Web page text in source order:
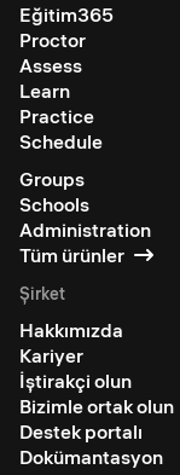
Eğitim365
Proctor
Assess
Learn
Practice
Schedule
Groups
Schools
Administration
Tüm ürünler
Şirket
Hakkımızda
Kariyer
İştirakçi olun
Bizimle ortak olun
Destek portalı
Dokümantasyon